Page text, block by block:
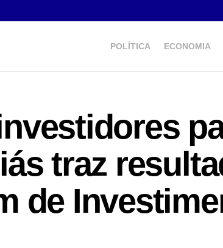
POLÍTICA ECONOMIA
traz
de